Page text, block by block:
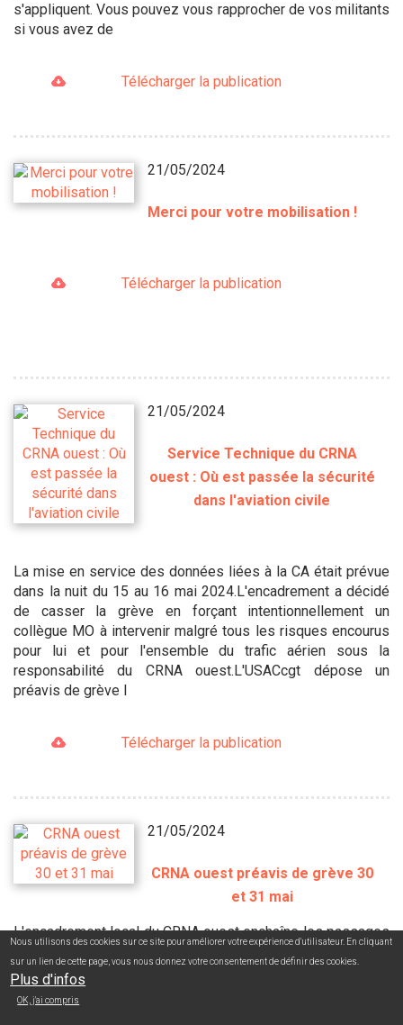
s'appliquent. Vous pouvez vous rapprocher de vos militants
si vous avez de
Télécharger la publication
21/05/2024
Merci pour votre mobilisation !
Télécharger la publication
21/05/2024
Service Technique du CRNA
ouest : Où est passée la sécurité
dans l'aviation civile
La mise en service des données liées à la CA était prévue
dans la nuit du 15 au 16 mai 2024.L'encadrement a décidé
de casser la grève en forçant intentionnellement un
collègue MO à intervenir malgré tous les risques encourus
pour lui et pour l'ensemble du trafic aérien sous la
responsabilité du CRNA ouest.L'USACcgt dépose un
préavis de grève l
Télécharger la publication
21/05/2024
CRNA ouest préavis de grève 30
et 31 mai
L'encadrement local du CRNA ouest enchaîne les passages
en force depuis trop longtemps : CPDLC pilot's request,
4FLIGHT, tableau d'absence... Le dernier événement en date
du 15 mai impactant une bande CA aurait pu mettre en péril
la sécurité aérienne dans les espaces du CRNA
Nous utilisons des cookies sur ce site pour améliorer votre expérience d'utilisateur. En cliquant
sur un lien de cette page, vous nous donnez votre consentement de définir des cookies.
Plus d'infos
OK, j'ai compris